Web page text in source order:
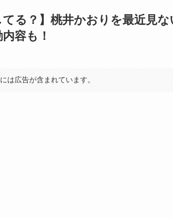
てる？】桃井かおりを最近見
容も！
は広告が含まれています。